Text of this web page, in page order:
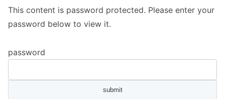
This content is password protected. Please enter your
password below to view it.
password